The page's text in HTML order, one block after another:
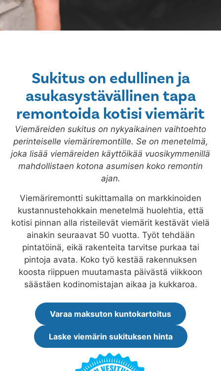
Sukitus on edullinen ja
asukasystävällinen tapa
remontoida kotisi viemärit
Viemäreiden sukitus on nykyaikainen vaihtoehto
perinteiselle viemäriremontille. Se on menetelmä,
joka lisää viemäreiden käyttöikää vuosikymmenillä
mahdollistaen kotona asumisen koko remontin
ajan.
Viemäriremontti sukittamalla on markkinoiden
kustannustehokkain menetelmä huolehtia, että
kotisi pinnan alla risteilevät viemärit kestävät vielä
ainakin seuraavat 50 vuotta. Työt tehdään
pintatöinä, eikä rakenteita tarvitse purkaa tai
pintoja avata. Koko työ kestää rakennuksen
koosta riippuen muutamasta päivästä viikkoon
säästäen kodinomistajan aikaa ja kukkaroa.
Varaa maksuton kuntokartoitus
Laske viemärin sukituksen hinta